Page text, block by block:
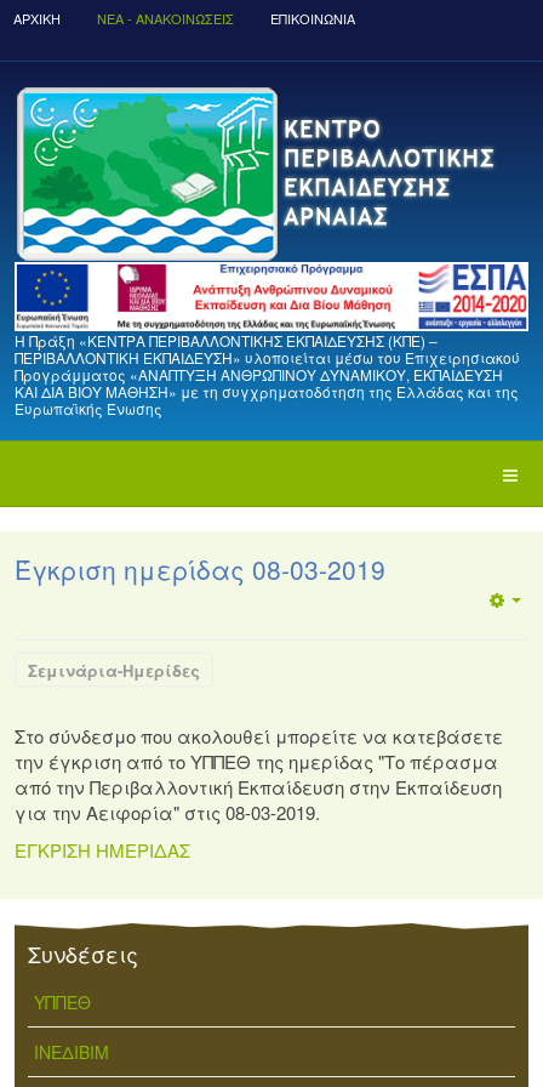
ΑΡΧΙΚΉ ΝΈΑ - ΑΝΑΚΟΙΝΏΣΕΙΣ ΕΠΙΚΟΙΝΩΝΙΑ
Η Πράξη «ΚΕΝΤΡΑ ΠΕΡΙΒΑΛΛΟΝΤΙΚΗΣ ΕΚΠΑΙΔΕΥΣΗΣ (ΚΠΕ) –
ΠΕΡΙΒΑΛΛΟΝΤΙΚΗ ΕΚΠΑΙΔΕΥΣΗ» υλοποιείται μέσω του Επιχειρησιακού
Προγράμματος «ΑΝΑΠΤΥΞΗ ΑΝΘΡΩΠΙΝΟΥ ΔΥΝΑΜΙΚΟΥ, ΕΚΠΑΙΔΕΥΣΗ
ΚΑΙ ΔΙΑ ΒΙΟΥ ΜΑΘΗΣΗ» με τη συγχρηματοδότηση της Ελλάδας και της
Ευρωπαϊκής Ένωσης
Έγκριση ημερίδας 08-03-2019
Σεμινάρια-Ημερίδες
Στο σύνδεσμο που ακολουθεί μπορείτε να κατεβάσετε
την έγκριση από το ΥΠΠΕΘ της ημερίδας "Το πέρασμα
από την Περιβαλλοντική Εκπαίδευση στην Εκπαίδευση
για την Αειφορία" στις 08-03-2019.
ΕΓΚΡΙΣΗ ΗΜΕΡΙΔΑΣ
Συνδέσεις
ΥΠΠΕΘ
ΙΝΕΔΙΒΙΜ